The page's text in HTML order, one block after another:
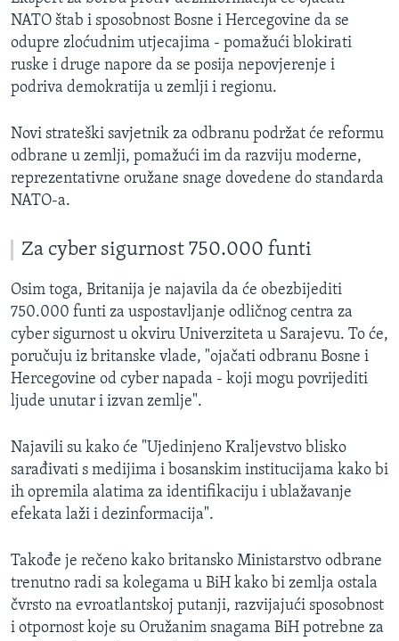
NATO štab i sposobnost Bosne i Hercegovine da se
odupre zloćudnim utjecajima - pomažući blokirati
ruske i druge napore da se posija nepovjerenje i
podriva demokratija u zemlji i regionu.
Novi strateški savjetnik za odbranu podržat će reformu
odbrane u zemlji, pomažući im da razviju moderne,
reprezentativne oružane snage dovedene do standarda
NATO-a.
Za cyber sigurnost 750.000 funti
Osim toga, Britanija je najavila da će obezbijediti
750.000 funti za uspostavljanje odličnog centra za
cyber sigurnost u okviru Univerziteta u Sarajevu. To će,
poručuju iz britanske vlade, "ojačati odbranu Bosne i
Hercegovine od cyber napada - koji mogu povrijediti
ljude unutar i izvan zemlje".
Najavili su kako će "Ujedinjeno Kraljevstvo blisko
sarađivati s medijima i bosanskim institucijama kako bi
ih opremila alatima za identifikaciju i ublažavanje
efekata laži i dezinformacija".
Takođe je rečeno kako britansko Ministarstvo odbrane
trenutno radi sa kolegama u BiH kako bi zemlja ostala
čvrsto na evroatlantskoj putanji, razvijajući sposobnost
i otpornost koje su Oružanim snagama BiH potrebne za